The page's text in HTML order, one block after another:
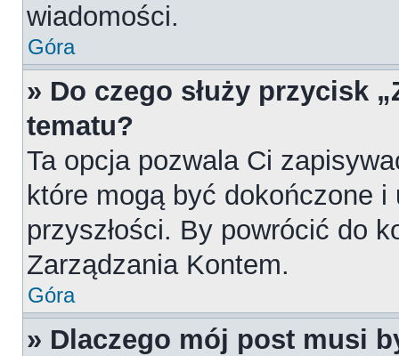
wiadomości.
Góra
» Do czego służy przycisk
tematu?
Ta opcja pozwala Ci
które mogą być dokończone
przyszłości. By powrócić do
Zarządzania Kontem.
Góra
» Dlaczego mój post musi